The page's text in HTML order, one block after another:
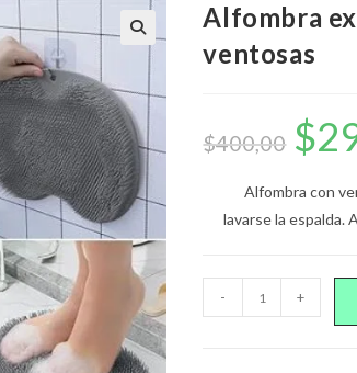
Alfombra
ventosas
$400,00
El
precio
original
$
Alfombra con
lavarse la espalda.
Alfombra
exfoliante
- +